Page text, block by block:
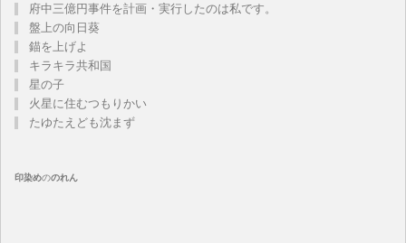
府中三億円事件を計画・実行したのは私です。
盤上の向日葵
錨を上げよ
キラキラ共和国
星の子
火星に住むつもりかい
たゆたえども沈まず
印染めののれん